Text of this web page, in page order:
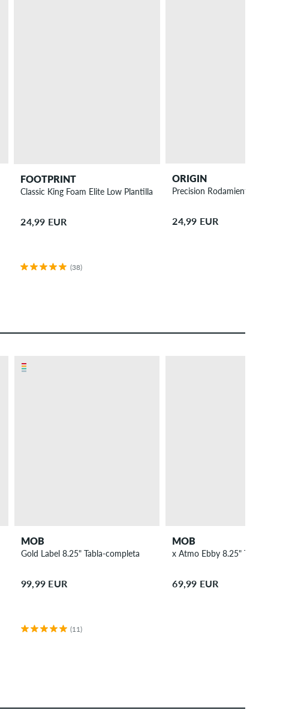
FOOTPRINT
Classic King Foam Elite Low Plantilla
24,99 EUR
(38)
ORIGIN
Precision Rodamientos
24,99 EUR
MOB
Gold Label 8.25" Tabla-completa
99,99 EUR
(11)
MOB
x Atmo Ebby 8.25" Tabla de skate
69,99 EUR